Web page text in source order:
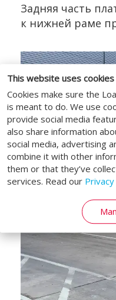
This website uses cookies
Cookies make sure the
is meant to do. We use
provide social media
also share information
social media, advertising
combine it with other
them or that they’ve
services. Read our
Задняя часть
к нижней раме